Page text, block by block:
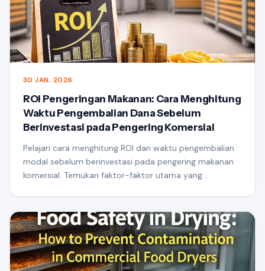
30 JAN, 2026
ROI Pengeringan Makanan: Cara Menghitung
Waktu Pengembalian Dana Sebelum
Berinvestasi pada Pengering Komersial
Pelajari cara menghitung ROI dan waktu pengembalian
modal sebelum berinvestasi pada pengering makanan
komersial. Temukan faktor-faktor utama yang
pengeringan yang cerdas.